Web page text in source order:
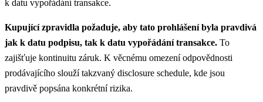
k datu vypořádání transakce.
Kupující zpravidla požaduje, aby tato prohlášení byla pravdivá
jak k datu podpisu, tak k datu vypořádání transakce. To
zajišťuje kontinuitu záruk. K věcnému omezení odpovědnosti
prodávajícího slouží takzvaný disclosure schedule, kde jsou
pravdivě popsána konkrétní rizika.